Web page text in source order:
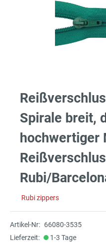
Spirale breit,
hochwertiger
Rubi/
Rubi zippers
Artikel-Nr: 66080-3535
Lieferzeit:
1-3 Tage